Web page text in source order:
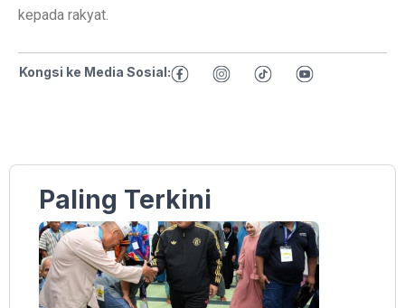
kepada rakyat.
Kongsi ke Media Sosial:
Paling Terkini